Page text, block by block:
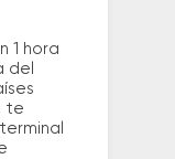
1 hora
del
te